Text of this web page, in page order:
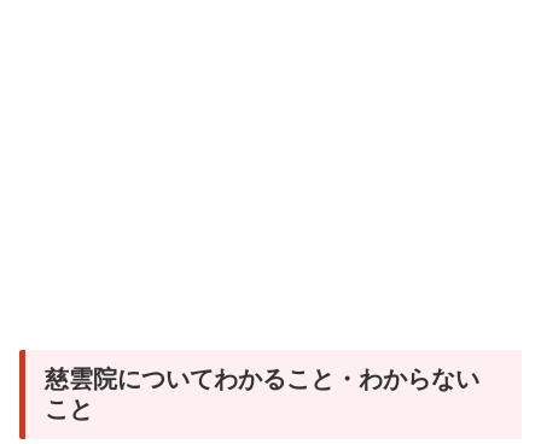
慈雲院についてわかること・わからない
こと